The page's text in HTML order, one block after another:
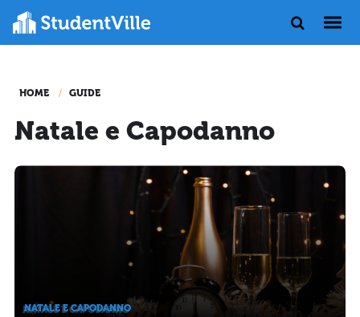
HOME GUIDE
Natale e Capodanno
NATALE E CAPODANNO